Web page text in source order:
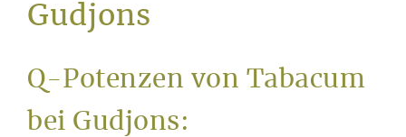
Gudjons
Q-Potenzen von Tabacum
bei Gudjons: